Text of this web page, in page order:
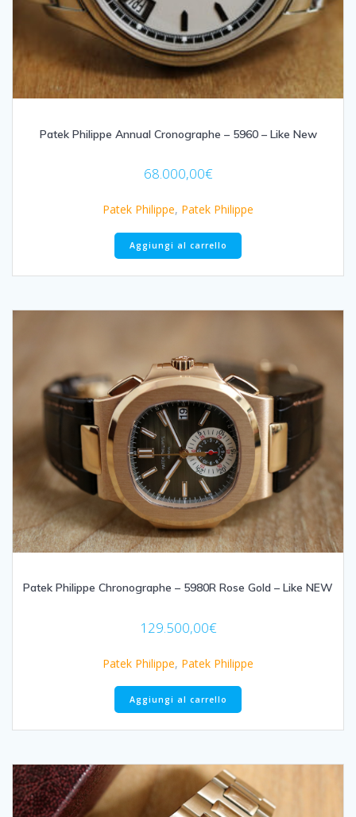
Patek Philippe Annual Cronographe – 5960 – Like New
68.000,00€
Patek Philippe, Patek Philippe
Aggiungi al carrello
Patek Philippe Chronographe – 5980R Rose Gold – Like NEW
129.500,00€
Patek Philippe, Patek Philippe
Aggiungi al carrello